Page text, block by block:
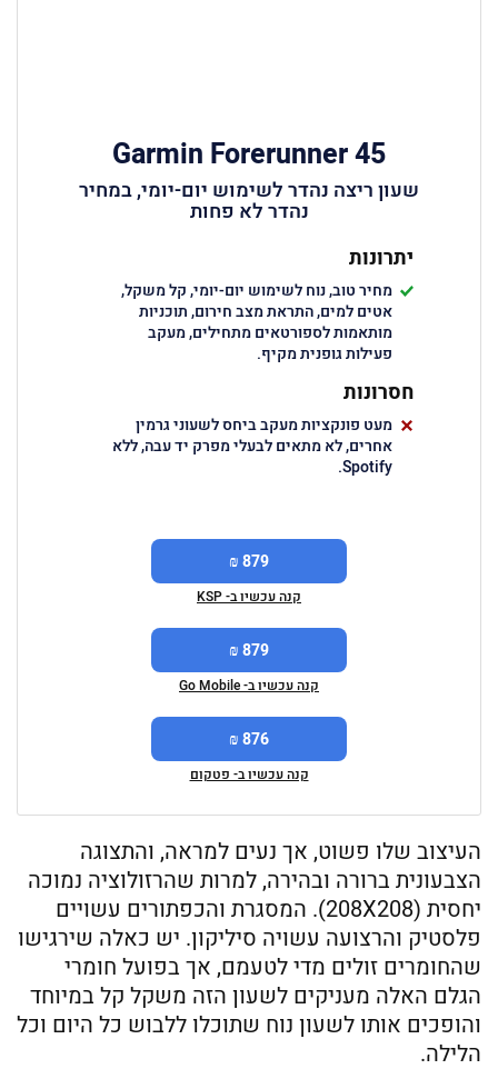
Garmin Forerunner 45
שעון ריצה נהדר לשימוש יום-יומי, במחיר
נהדר לא פחות
יתרונות
מחיר טוב, נוח לשימוש יום-יומי, קל משקל,
אטים למים, התראת מצב חירום, תוכניות
מותאמות לספורטאים מתחילים, מעקב
פעילות גופנית מקיף.
חסרונות
מעט פונקציות מעקב ביחס לשעוני גרמין
אחרים, לא מתאים לבעלי מפרק יד עבה, ללא
Spotify.
879 ₪
קנה עכשיו ב- KSP
879 ₪
קנה עכשיו ב- Go Mobile
876 ₪
קנה עכשיו ב- פטקום
העיצוב שלו פשוט, אך נעים למראה, והתצוגה
הצבעונית ברורה ובהירה, למרות שהרזולוציה נמוכה
יחסית (208X208). המסגרת והכפתורים עשויים
פלסטיק והרצועה עשויה סיליקון. יש כאלה שירגישו
שהחומרים זולים מדי לטעמם, אך בפועל חומרי
הגלם האלה מעניקים לשעון הזה משקל קל במיוחד
והופכים אותו לשעון נוח שתוכלו ללבוש כל היום וכל
הלילה.